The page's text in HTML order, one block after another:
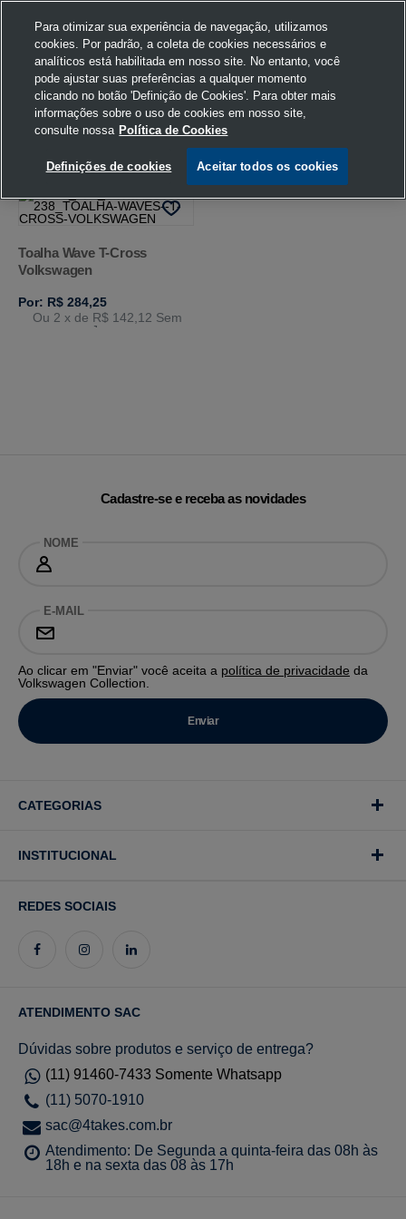
Home Volkswagen Casa e Decoração
Toalha de Praia
Cinza/Azul
U
Toalha Wave T-Cross
Volkswagen
Por: R$ 284,25
Ou 2 x de R$ 142,12 Sem
Juros
Cadastre-se e receba as novidades
NOME
E-MAIL
Ao clicar em "Enviar" você aceita a política de privacidade da
Volkswagen Collection.
CATEGORIAS
INSTITUCIONAL
REDES SOCIAIS
ATENDIMENTO SAC
Dúvidas sobre produtos e serviço de entrega?
(11) 91460-7433 Somente Whatsapp
(11) 5070-1910
sac@4takes.com.br
Atendimento: De Segunda a quinta-feira das 08h às
18h e na sexta das 08 às 17h
Para otimizar sua experiência de navegação, utilizamos
cookies. Por padrão, a coleta de cookies necessários e
analíticos está habilitada em nosso site. No entanto, você
pode ajustar suas preferências a qualquer momento
clicando no botão 'Definição de Cookies'. Para obter mais
informações sobre o uso de cookies em nosso site,
consulte nossa Política de Cookies
Definições de cookies Aceitar todos os cookies